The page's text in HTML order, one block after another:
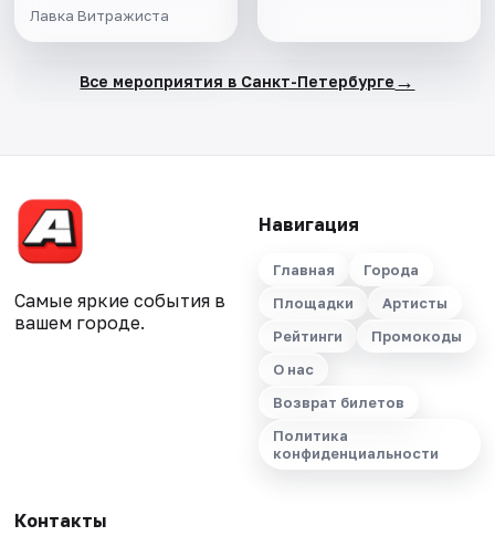
Лавка Витражиста
Все мероприятия в Санкт-Петербурге →
Самые яркие события в
вашем городе.
Навигация
Главная
Города
Площадки
Артисты
Рейтинги
Промокоды
О нас
Возврат билетов
Политика
конфиденциальности
Контакты